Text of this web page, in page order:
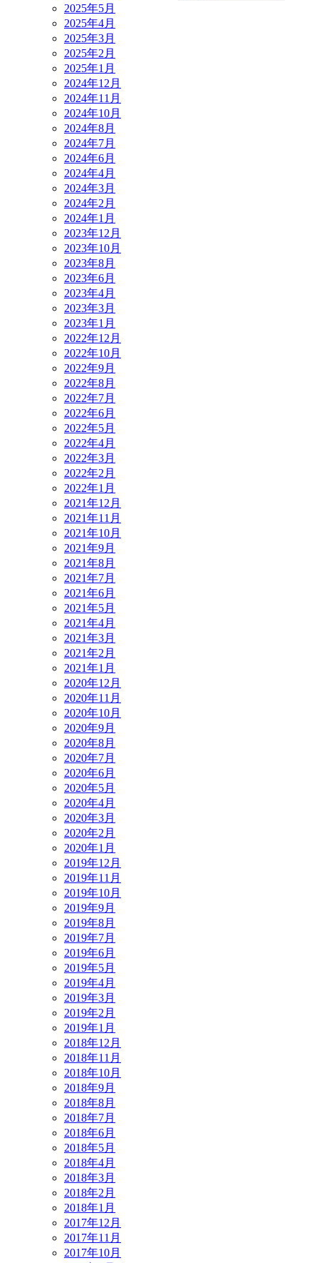
2025年5月
2025年4月
2025年3月
2025年2月
2025年1月
2024年12月
2024年11月
2024年10月
2024年8月
2024年7月
2024年6月
2024年4月
2024年3月
2024年2月
2024年1月
2023年12月
2023年10月
2023年8月
2023年6月
2023年4月
2023年3月
2023年1月
2022年12月
2022年10月
2022年9月
2022年8月
2022年7月
2022年6月
2022年5月
2022年4月
2022年3月
2022年2月
2022年1月
2021年12月
2021年11月
2021年10月
2021年9月
2021年8月
2021年7月
2021年6月
2021年5月
2021年4月
2021年3月
2021年2月
2021年1月
2020年12月
2020年11月
2020年10月
2020年9月
2020年8月
2020年7月
2020年6月
2020年5月
2020年4月
2020年3月
2020年2月
2020年1月
2019年12月
2019年11月
2019年10月
2019年9月
2019年8月
2019年7月
2019年6月
2019年5月
2019年4月
2019年3月
2019年2月
2019年1月
2018年12月
2018年11月
2018年10月
2018年9月
2018年8月
2018年7月
2018年6月
2018年5月
2018年4月
2018年3月
2018年2月
2018年1月
2017年12月
2017年11月
2017年10月